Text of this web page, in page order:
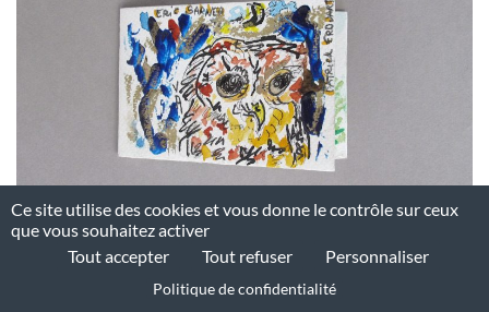
Ce site utilise des cookies et vous donne le contrôle sur ceux
que vous souhaitez activer
Tout accepter
Tout refuser Personnaliser
Politique de confidentialité